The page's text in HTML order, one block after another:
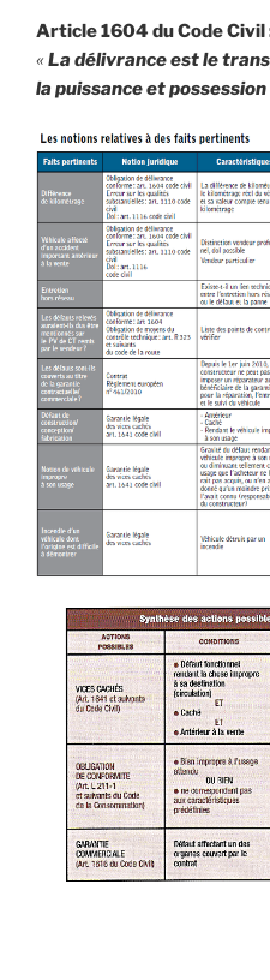
Article 1604 du Code Civil
«La délivrance est le
la puissance et possession